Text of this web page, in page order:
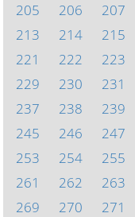
205
206 207
213
214 215
221
222 223
229
230 231
237
238 239
245
246 247
253
254 255
261
262 263
269
270 271